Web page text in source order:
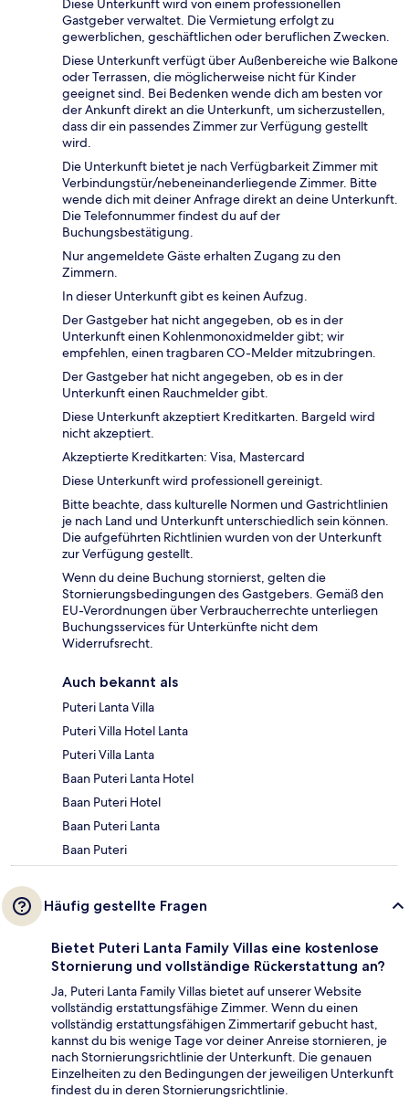
Diese Unterkunft wird von einem professionellen
Gastgeber verwaltet. Die Vermietung erfolgt zu
gewerblichen, geschäftlichen oder beruflichen Zwecken.
Diese Unterkunft verfügt über Außenbereiche wie Balkone
oder Terrassen, die möglicherweise nicht für Kinder
geeignet sind. Bei Bedenken wende dich am besten vor
der Ankunft direkt an die Unterkunft, um sicherzustellen,
dass dir ein passendes Zimmer zur Verfügung gestellt
wird.
Die Unterkunft bietet je nach Verfügbarkeit Zimmer mit
Verbindungstür/nebeneinanderliegende Zimmer. Bitte
wende dich mit deiner Anfrage direkt an deine Unterkunft.
Die Telefonnummer findest du auf der
Buchungsbestätigung.
Nur angemeldete Gäste erhalten Zugang zu den
Zimmern.
In dieser Unterkunft gibt es keinen Aufzug.
Der Gastgeber hat nicht angegeben, ob es in der
Unterkunft einen Kohlenmonoxidmelder gibt; wir
empfehlen, einen tragbaren CO-Melder mitzubringen.
Der Gastgeber hat nicht angegeben, ob es in der
Unterkunft einen Rauchmelder gibt.
Diese Unterkunft akzeptiert Kreditkarten. Bargeld wird
nicht akzeptiert.
Akzeptierte Kreditkarten: Visa, Mastercard
Diese Unterkunft wird professionell gereinigt.
Bitte beachte, dass kulturelle Normen und Gastrichtlinien
je nach Land und Unterkunft unterschiedlich sein können.
Die aufgeführten Richtlinien wurden von der Unterkunft
zur Verfügung gestellt.
Wenn du deine Buchung stornierst, gelten die
Stornierungsbedingungen des Gastgebers. Gemäß den
EU-Verordnungen über Verbraucherrechte unterliegen
Buchungsservices für Unterkünfte nicht dem
Widerrufsrecht.
Auch bekannt als
Puteri Lanta Villa
Puteri Villa Hotel Lanta
Puteri Villa Lanta
Baan Puteri Lanta Hotel
Baan Puteri Hotel
Baan Puteri Lanta
Baan Puteri
Häufig gestellte Fragen
Bietet Puteri Lanta Family Villas eine kostenlose
Stornierung und vollständige Rückerstattung an?
Ja, Puteri Lanta Family Villas bietet auf unserer Website
vollständig erstattungsfähige Zimmer. Wenn du einen
vollständig erstattungsfähigen Zimmertarif gebucht hast,
kannst du bis wenige Tage vor deiner Anreise stornieren, je
nach Stornierungsrichtlinie der Unterkunft. Die genauen
Einzelheiten zu den Bedingungen der jeweiligen Unterkunft
findest du in deren Stornierungsrichtlinie.